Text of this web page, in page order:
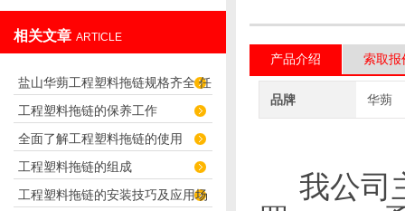
相关文章 ARTICLE
盐山华蒴工程塑料拖链规格齐全 任
君选择！
工程塑料拖链的保养工作
全面了解工程塑料拖链的使用
工程塑料拖链的组成
工程塑料拖链的安装技巧及应用场
产品介绍 索取报
品牌 华蒴
我公司